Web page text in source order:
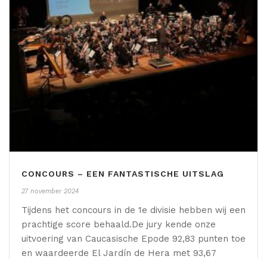
CONCOURS – EEN FANTASTISCHE UITSLAG
27 november 2024
Tijdens het concours in de 1e divisie hebben wij een
prachtige score behaald.De jury kende onze
uitvoering van Caucasische Epode 92,83 punten toe
en waardeerde El Jardín de Hera met 93,67